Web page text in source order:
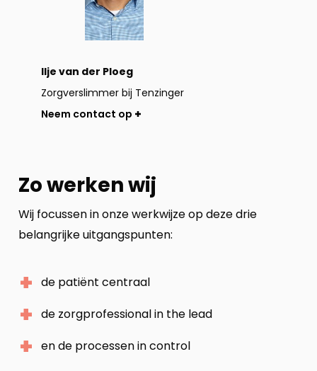
Ilje van der Ploeg
Zorgverslimmer bij Tenzinger
Neem contact op
Zo werken wij
Wij focussen in onze werkwijze op deze drie
belangrijke uitgangspunten:
de patiënt centraal
de zorgprofessional in the lead
en de processen in control